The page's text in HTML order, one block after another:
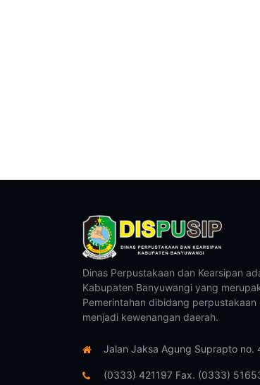
Dinas Perpustakaan dan Kearsipan
Kabupaten Banyuwangi yang
Pemerintahan dibidang
menjadi kewenangan daerah.
Jalan Jaksa Agung Suprapto no.
(0333) 421197 Fax. (0333)